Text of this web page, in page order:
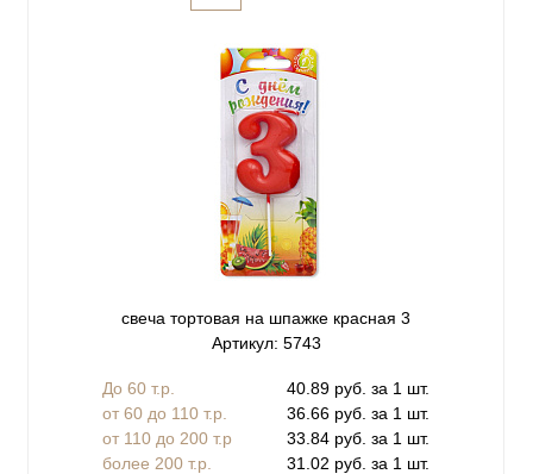
свеча тортовая на шпажке красная 3
Артикул: 5743
До 60 т.р.
40.89 руб. за 1 шт.
от 60 до 110 т.р.
36.66 руб. за 1 шт.
от 110 до 200 т.р
33.84 руб. за 1 шт.
более 200 т.р.
31.02 руб. за 1 шт.